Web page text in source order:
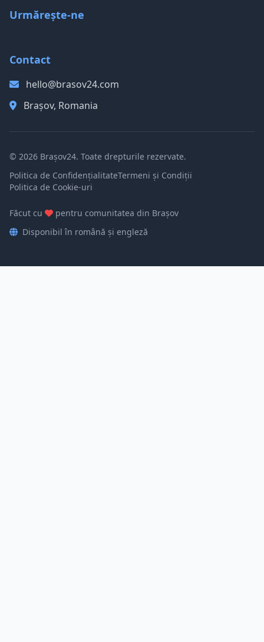
Urmărește-ne
Contact
hello@brasov24.com
Brașov, Romania
© 2026 Brașov24. Toate drepturile rezervate.
Politica de ConfidențialitateTermeni și Condiții
Politica de Cookie-uri
Făcut cu
pentru comunitatea din Brașov
Disponibil în română și engleză